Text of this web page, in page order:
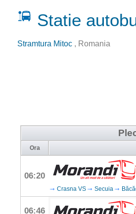
Statie
Stramtura Mitoc , Romania
Ora
06:20
Crasna VS Secuia
06:46